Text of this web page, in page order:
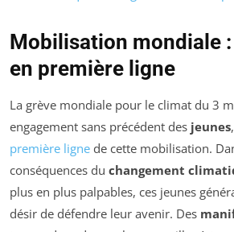
Mobilisation mondiale
en première ligne
La grève mondiale pour le climat du 3
engagement sans précédent des jeunes
première ligne de cette mobilisation.
conséquences du changement
plus en plus palpables, ces jeunes
désir de défendre leur avenir. Des